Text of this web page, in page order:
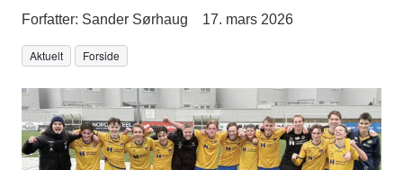
Forfatter: Sander Sørhaug 17. mars 2026
Aktuelt Forside